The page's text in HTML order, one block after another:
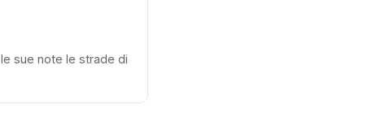
sue note le strade di